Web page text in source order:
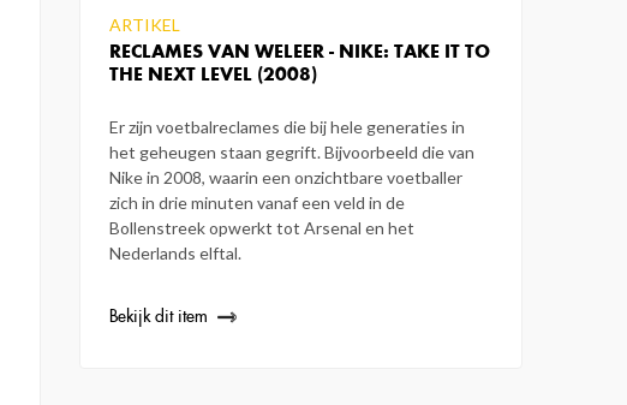
RECLAMES VAN WELEER - NIKE: TAKE IT TO
THE NEXT LEVEL (2008)
ARTIKEL
Er zijn voetbalreclames die bij hele generaties in
het geheugen staan gegrift. Bijvoorbeeld die van
Nike in 2008, waarin een onzichtbare voetballer
zich in drie minuten vanaf een veld in de
Bollenstreek opwerkt tot Arsenal en het
Nederlands elftal.
Bekijk dit item